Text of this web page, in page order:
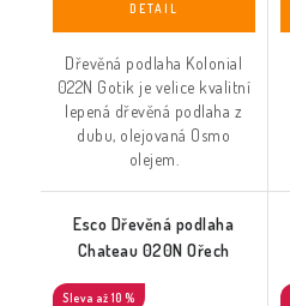
Dřevěná podlaha Kolonial
022N Gotik je velice kvalitní
lepená dřevěná podlaha z
dubu, olejovaná Osmo
olejem.
Esco Dřevěná podlaha
Chateau 020N Ořech
až 10 %